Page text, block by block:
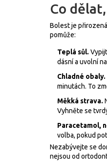
Co
Bolest je
pomůže:
Teplá sůl.
dásní a uvolní
Chladné obaly.
minutách. To
Měkká strava.
Vyhněte se
Paracetamol,
volba, pokud
Nezabývejte se
nejsou od